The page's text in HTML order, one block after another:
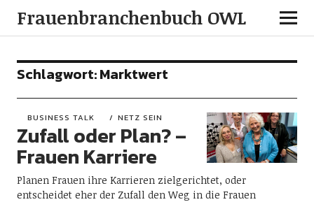
Frauenbranchenbuch OWL
Schlagwort:Marktwert
BUSINESS TALK NETZ SEIN
Zufall oder Plan? –
Frauen Karriere
Planen Frauen ihre Karrieren zielgerichtet, oder
entscheidet eher der Zufall den Weg in die Frauen